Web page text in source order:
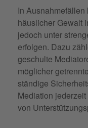
In
häuslicher Gewalt
jedoch unter
erfolgen. Dazu
geschulte
möglicher
ständige
Mediation
von